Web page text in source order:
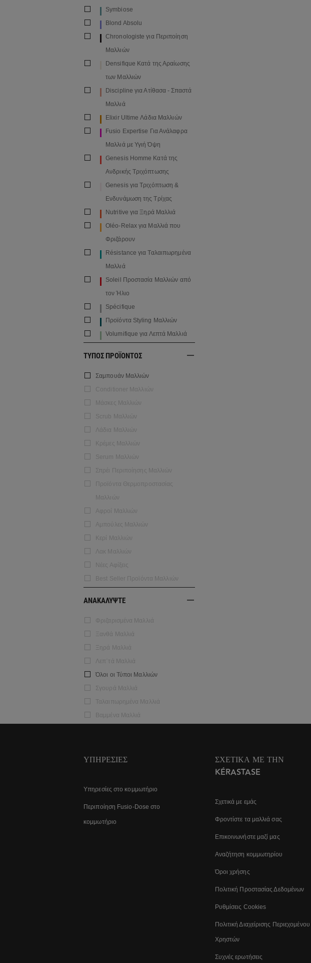
Symbiose
Blond Absolu
Chronologiste για Περιποίηση
Μαλλιών
Densifique Κατά της Αραίωσης
των Μαλλιών
Discipline για Ατίθασα - Σπαστά
Μαλλιά
Elixir Ultime Λάδια Μαλλιών
Fusio Expertise Για Ανάλαφρα
Μαλλιά με Υγιή Όψη
Genesis Homme Κατά της
Ανδρικής Τριχόπτωσης
Genesis για Τριχόπτωση &
Ενδυνάμωση της Τρίχας
Nutritive για Ξηρά Μαλλιά
Oléo-Relax για Μαλλιά που
Φριζάρουν
Résistance για Ταλαιπωρημένα
Μαλλιά
Soleil Προστασία Μαλλιών από
τον Ήλιο
Spécifique
Προϊόντα Styling Μαλλιών
Volumifique για Λεπτά Μαλλιά
ΤΥΠΟΣ ΠΡΟΪΟΝΤΟΣ
Σαμπουάν Μαλλιών
Conditioner Μαλλιών
Μάσκες Μαλλιών
Scrub Μαλλιών
Λάδια Μαλλιών
Κρέμες Μαλλιών
Serum Μαλλιών
Σπρέι Περιποίησης Μαλλιών
Προϊόντα Θερμοπροστασίας
Μαλλιών
Αφροί Μαλλιών
Αμπούλες Μαλλιών
Κερί Μαλλιών
Λακ Μαλλιών
Νέες Αφίξεις
Best Seller Προϊόντα Μαλλιών
ΑΝΑΚΑΛΥΨΤΕ
Φριζαρισμένα Μαλλιά
Ξανθά Μαλλιά
Ξηρά Μαλλιά
Λεπ΄τά Μαλλιά
Όλοι οι Τύποι Μαλλιών
Σγουρά Μαλλιά
Ταλαιπωρημένα Μαλλιά
Βαμμένα Μαλλιά
ΥΠΗΡΕΣΊΕΣ
Υπηρεσίες στο κομμωτήριο
Περιποίηση Fusio-Dose στο
κομμωτήριο
ΣΧΕΤΙΚΆ ΜΕ ΤΗΝ
KÉRASTASE
Σχετικά με εμάς
Φροντίστε τα μαλλιά σας
Επικοινωνήστε μαζί μας
Αναζήτηση κομμωτηρίου
Όροι χρήσης
Πολιτική Προστασίας Δεδομένων
Ρυθμίσεις Cookies
Πολιτική Διαχείρισης Περιεχομένου
Χρηστών
Συχνές ερωτήσεις